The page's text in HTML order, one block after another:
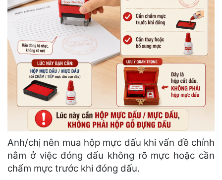
Anh/chị nên mua hộp mực dấu khi vấn đề chính
nằm ở việc đóng dấu không rõ mực hoặc cần
chấm mực trước khi đóng dấu.